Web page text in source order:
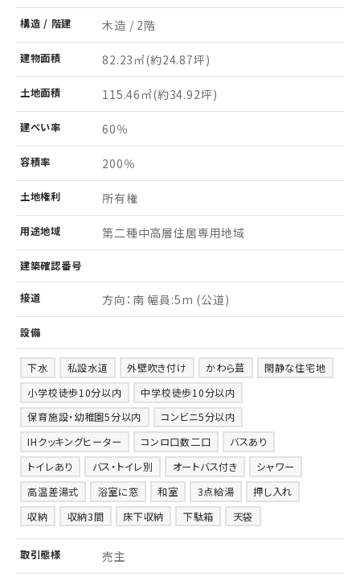
構造 / 階建 木造 / 2階
建物面積 82.23㎡(約24.87坪)
土地面積 115.46㎡(約34.92坪)
建ぺい率 60％
容積率 200％
土地権利 所有権
用途地域 第二種中高層住居専用地域
建築確認番号
接道 方向：南 幅員:5m (公道)
設備
下水 私設水道 外壁吹き付け かわら葺
閑静な住宅地
小学校徒歩10分以内
中学校徒歩10分以内
保育施設・幼稚園5分以内
コンビニ5分以内
IHクッキングヒーター
コンロ口数二口
バスあり
トイレあり
バス・トイレ別 オートバス付き
シャワー
高温差湯式
浴室に窓 和室 3点給湯
押し入れ
収納
収納3間 床下収納 下駄箱 天袋
取引態様 売主